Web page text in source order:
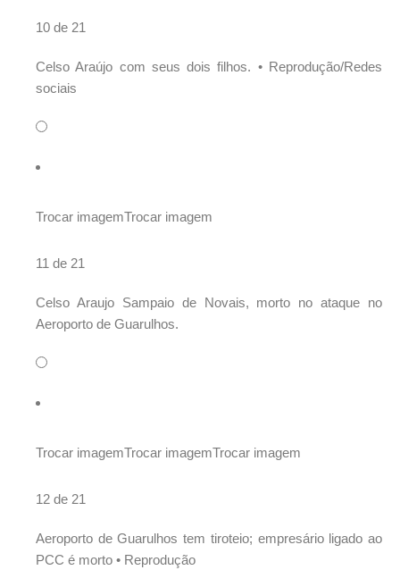
10 de 21
Celso Araújo com seus dois filhos. • Reprodução/Redes
sociais
Trocar imagemTrocar imagem
11 de 21
Celso Araujo Sampaio de Novais, morto no ataque no
Aeroporto de Guarulhos.
Trocar imagemTrocar imagemTrocar imagem
12 de 21
Aeroporto de Guarulhos tem tiroteio; empresário ligado ao
PCC é morto • Reprodução